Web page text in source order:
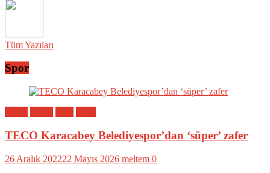
Tüm Yazıları
Spor
TECO Karacabey Belediyespor’dan ‘süper’ zafer
26 Aralık 202222 Mayıs 2026 meltem 0